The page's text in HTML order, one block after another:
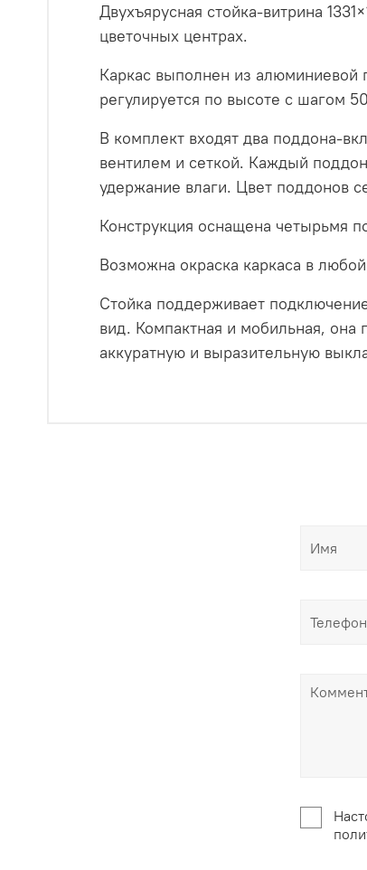
Двухъярусная стойка-витрина
цветочных центрах.
Каркас выполнен из
регулируется по высоте с шагом
В комплект входят два поддона-
вентилем и сеткой. Каждый
удержание влаги. Цвет поддонов
Конструкция оснащена четырьмя
Возможна окраска каркаса в
Стойка поддерживает
вид. Компактная и мобильная,
аккуратную и выразительную